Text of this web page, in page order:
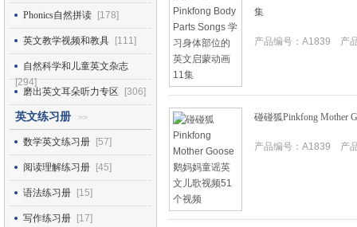
Phonics自然拼读 [178]
英文教学视频和教具 [111]
自然科学和儿童英文杂志
[294]
磨出英文耳朵听力专区
[306]
英文练习册 >>
数学英文练习册 [57]
阅读理解练习册 [45]
语法练习册 [15]
写作练习册 [17]
集
产品编号：A1839 产
碰碰狐Pinkfong Mother
产品编号：A1839 产